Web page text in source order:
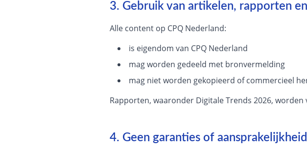
3. Gebruik van artikelen, rapporten
Alle content op CPQ Nederland:
is eigendom van CPQ Nederland
mag worden gedeeld met bronvermelding
mag niet worden gekopieerd of commercieel
Rapporten, waaronder Digitale Trends 2026,
4. Geen garanties of aansprakelijkheid